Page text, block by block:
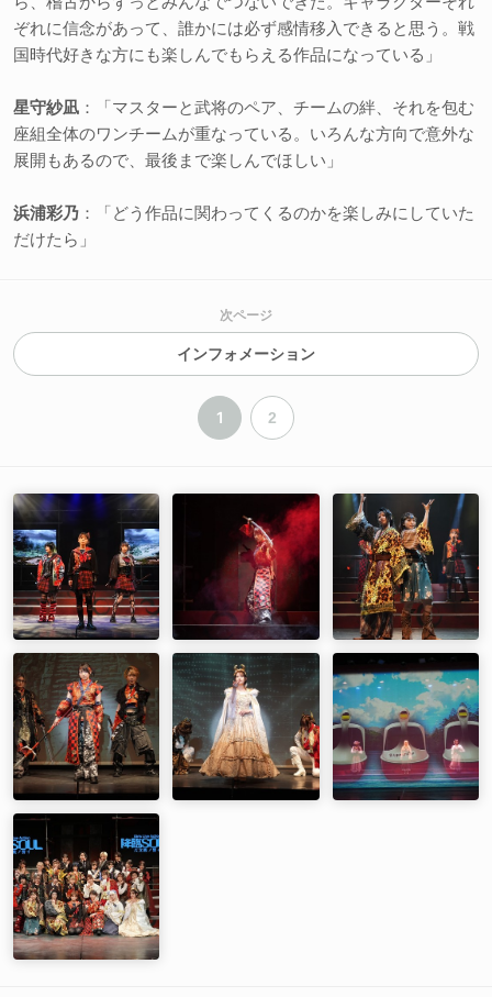
ぞれに信念があって、誰かには必ず感情移入できると思う。戦
国時代好きな方にも楽しんでもらえる作品になっている」
星守紗凪 ：「マスターと武将のペア、チームの絆、それを包む
座組全体のワンチームが重なっている。いろんな方向で意外な
展開もあるので、最後まで楽しんでほしい」
浜浦彩乃 ：「どう作品に関わってくるのかを楽しみにしていた
だけたら」
次ページ
インフォメーション
1 2